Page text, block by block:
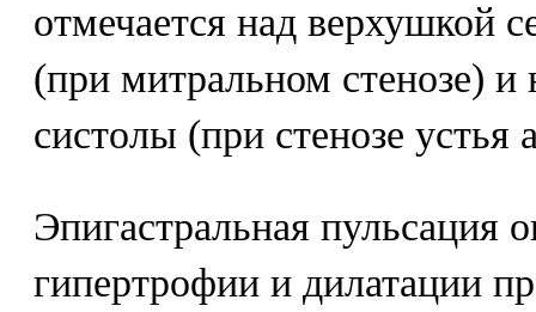
отмечается над верхушкой
(при митральном стенозе) и
систолы (при стенозе устья
Эпигастральная пульсация
гипертрофии и дилатации